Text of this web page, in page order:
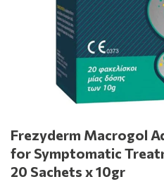
Frezyderm Macrogol
for Symptomatic
20 Sachets x 10gr